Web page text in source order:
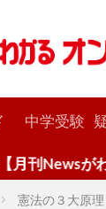
中学受験
わかる９月
憲法の３大原